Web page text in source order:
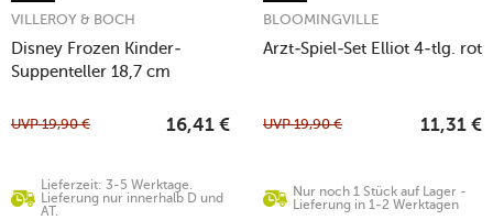
Disney Frozen Kinder-
Suppenteller 18,7 cm
VILLEROY & BOCH
Lieferzeit: 3-5 Werktage.
Lieferung nur innerhalb D und
AT.
UVP19,90 € 16,41 €
Arzt-Spiel-Set Elliot 4-tlg. rot
BLOOMINGVILLE
Nur noch 1 Stück auf Lager -
Lieferung in 1-2 Werktagen
UVP19,90 € 11,31 €